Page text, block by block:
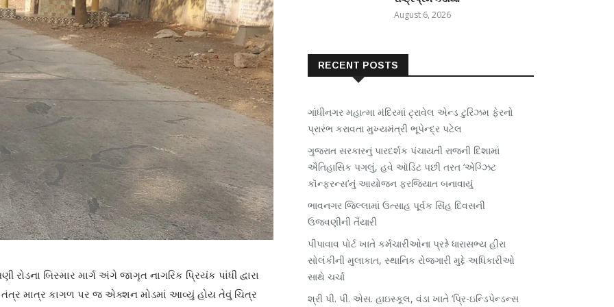
બિસ્માર માર્ગ અંગે જાગૃત નાગરિક પ્રિયંક પાંધી દ્વારા
તંત્ર માત્ર કાગળ પર જ એક્શન મોડમાં આવ્યું હોય તેવું ચિત્ર
August 6, 2026
RECENT POSTS
ગાંધીનગર મહાત્મા મંદિરમાં ટ્રાવેલ એન્ડ ટુરિઝમ ફેરનો
પ્રારંભ કરાવતા મુખ્યમંત્રી ભૂપેન્દ્ર પટેલ
ગુજરાત સરકારનું પારદર્શક પંચાયતી રાજની દિશામાં
ઐતિહાસિક પગલું, હવે ઑડિટ પછી તરત ‘એગ્ઝિટ
કૉન્ફરન્સ’નું આયોજન ફરજિયાત બનાવાયું
ભાવનગર જિલ્લામાં ઉત્સાહ પૂર્વક સિંહ દિવસની
ઉજવણીની તૈયારી
પીપાવાવ પોર્ટ ખાતે કર્મચારીઓના પ્રશ્ને ધારાસભ્ય હીરા
સોલંકીની મુલાકાત, સ્થાનિક રોજગારી મુદ્દે અધિકારીઓ
સાથે ચર્ચા
શ્રી પી. પી. એસ. હાઇસ્કૂલ, વંડા ખાતે ‘પ્રિ-ઇન્ડિપેન્ડન્સ